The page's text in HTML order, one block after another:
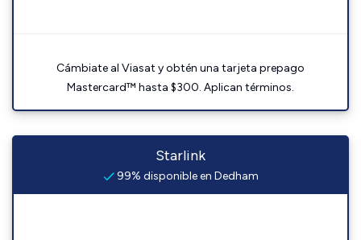
Cámbiate al Viasat y obtén una tarjeta prepago
Mastercard™ hasta $300. Aplican términos.
Starlink
99% disponible en Dedham